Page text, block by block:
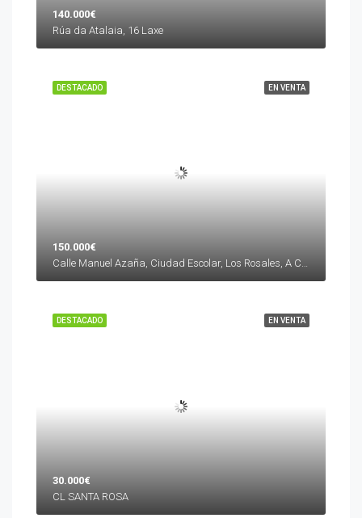
140.000€
Rúa da Atalaia, 16 Laxe
EN VENTA
DESTACADO
150.000€
Calle Manuel Azaña, Ciudad Escolar, Los Rosales, A Coruña, La Coruña, Galicia, 15011, España
EN VENTA
DESTACADO
30.000€
CL SANTA ROSA